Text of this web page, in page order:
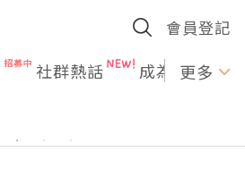
會員登記
社群熱話 成為U更多